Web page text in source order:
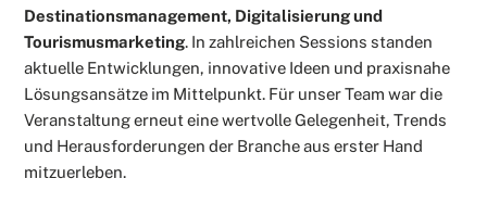
Destinationsmanagement, Digitalisierung und
Tourismusmarketing. In zahlreichen Sessions standen
aktuelle Entwicklungen, innovative Ideen und praxisnahe
Lösungsansätze im Mittelpunkt. Für unser Team war die
Veranstaltung erneut eine wertvolle Gelegenheit, Trends
und Herausforderungen der Branche aus erster Hand
mitzuerleben.